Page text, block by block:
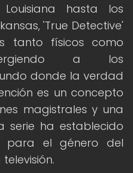
hasta los
'True Detective'
tanto físicos como
a los
donde la verdad
es un concepto
magistrales y una
serie ha establecido
para el género del